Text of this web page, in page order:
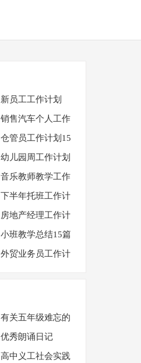
新员工工作计划
销售汽车个人工作
计划
仓管员工作计划15
篇
幼儿园周工作计划
音乐教师教学工作
总结
下半年托班工作计
划
房地产经理工作计
划
小班教学总结15篇
外贸业务员工作计
有关五年级难忘的
一件事作文300字9
篇
优秀朗诵日记
高中义工社会实践